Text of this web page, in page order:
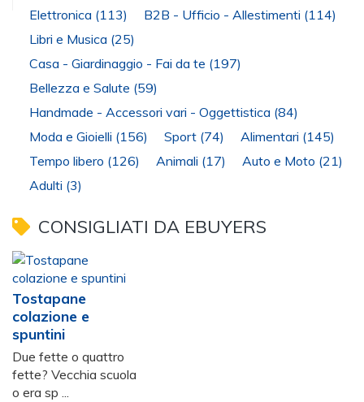
Elettronica (113) B2B - Ufficio - Allestimenti (114)
Libri e Musica (25)
Casa - Giardinaggio - Fai da te (197)
Bellezza e Salute (59)
Handmade - Accessori vari - Oggettistica (84)
Moda e Gioielli (156) Sport (74) Alimentari (145)
Tempo libero (126) Animali (17) Auto e Moto (21)
Adulti (3)
CONSIGLIATI DA EBUYERS
Tostapane
colazione e
spuntini
Due fette o quattro
fette? Vecchia scuola
o era sp ...